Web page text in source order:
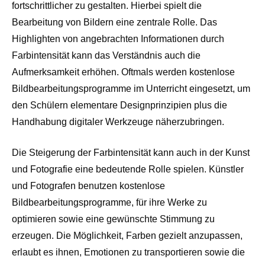
fortschrittlicher zu gestalten. Hierbei spielt die
Bearbeitung von Bildern eine zentrale Rolle. Das
Highlighten von angebrachten Informationen durch
Farbintensität kann das Verständnis auch die
Aufmerksamkeit erhöhen. Oftmals werden kostenlose
Bildbearbeitungsprogramme im Unterricht eingesetzt, um
den Schülern elementare Designprinzipien plus die
Handhabung digitaler Werkzeuge näherzubringen.
Die Steigerung der Farbintensität kann auch in der Kunst
und Fotografie eine bedeutende Rolle spielen. Künstler
und Fotografen benutzen kostenlose
Bildbearbeitungsprogramme, für ihre Werke zu
optimieren sowie eine gewünschte Stimmung zu
erzeugen. Die Möglichkeit, Farben gezielt anzupassen,
erlaubt es ihnen, Emotionen zu transportieren sowie die